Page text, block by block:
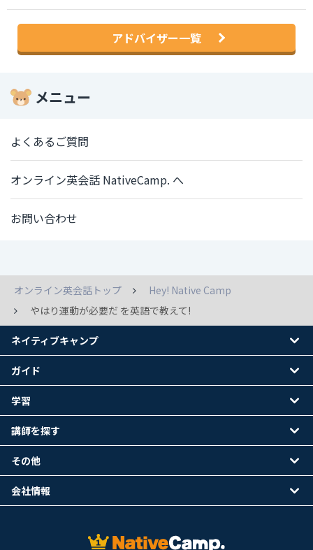
アドバイザー一覧
メニュー
よくあるご質問
オンライン英会話 NativeCamp. へ
お問い合わせ
オンライン英会話トップ
Hey! Native Camp
やはり運動が必要だ を英語で教えて!
ネイティブキャンプ
ガイド
学習
講師を探す
その他
会社情報